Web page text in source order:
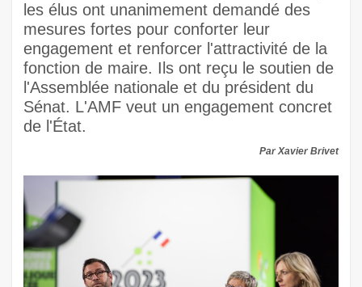
les élus ont unanimement demandé des
mesures fortes pour conforter leur
engagement et renforcer l'attractivité de la
fonction de maire. Ils ont reçu le soutien de
l'Assemblée nationale et du président du
Sénat. L'AMF veut un engagement concret
de l'État.
Par Xavier Brivet